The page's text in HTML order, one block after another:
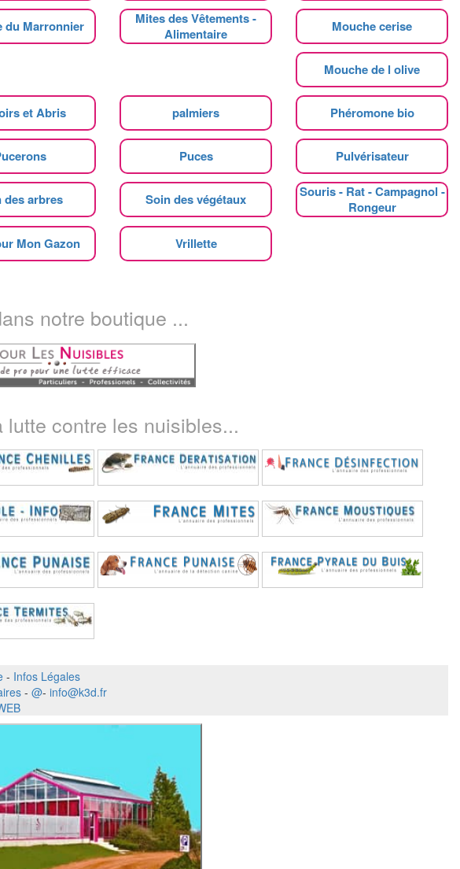
du Marronnier
Mites des Vêtements -
Alimentaire
Mouche cerise
Mouche de l olive
et Abris palmiers Phéromone bio
Puces Pulvérisateur
des arbres Soin des végétaux
Souris - Rat - Campagnol -
Rongeur
Mon Gazon Vrillette
notre boutique ...
contre les nuisibles...
- Infos Légales
- @- info@k3d.fr